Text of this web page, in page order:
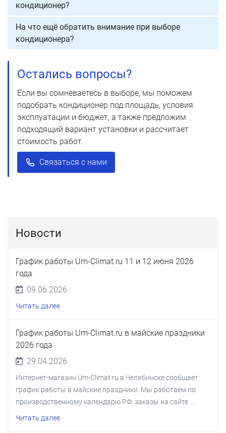
Новости
График работы Um-Climat.ru 11 и 12 июня 2026
года
09.06.2026
Читать далее
График работы Um-Climat.ru в майские праздники
2026 года
29.04.2026
Интернет-магазин Um-Climat.ru в Челябинске сообщает
график работы в майские праздники. Мы работаем по
производственному календарю РФ: заказы на сайте ...
Читать далее
кондиционер?
На что ещё обратить внимание при выборе
кондиционера?
Остались вопросы?
Если вы сомневаетесь в выборе, мы поможем
подобрать кондиционер под площадь, условия
эксплуатации и бюджет, а также предложим
подходящий вариант установки и рассчитает
стоимость работ.
Связаться с нами